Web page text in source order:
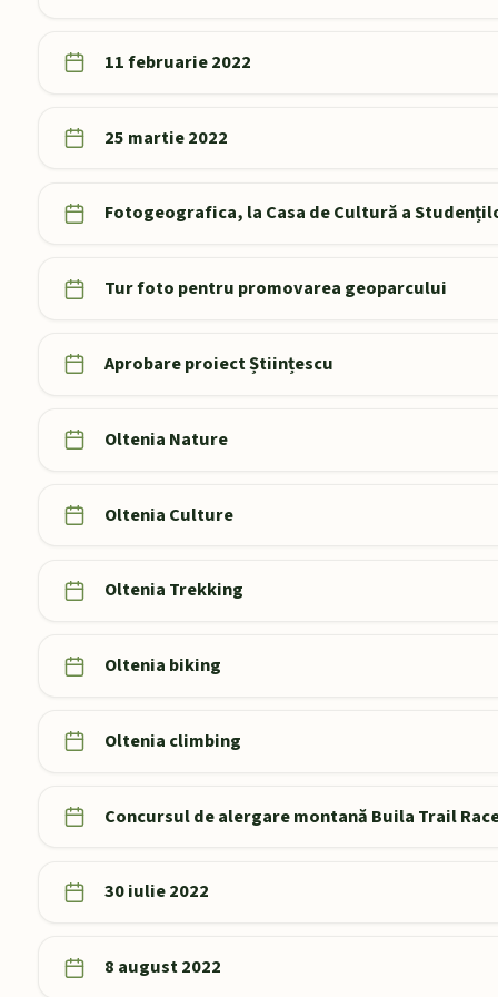
11 februarie 2022
25 martie 2022
Fotogeografica, la Casa de Cultură a
Tur foto pentru promovarea geoparcului
Aprobare proiect Științescu
Oltenia Nature
Oltenia Culture
Oltenia Trekking
Oltenia biking
Oltenia climbing
Concursul de alergare montană Buila Trail
30 iulie 2022
8 august 2022